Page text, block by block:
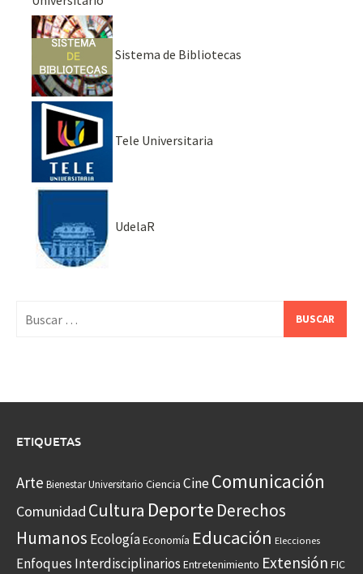
Sistema de Bibliotecas
Tele Universitaria
UdelaR
ETIQUETAS
Arte Bienestar Universitario Ciencia CineComunicación
Comunidad Cultura Deporte Derechos
Humanos EcologíaEconomía Educación Elecciones
Enfoques Interdisciplinarios Entretenimiento Extensión FIC